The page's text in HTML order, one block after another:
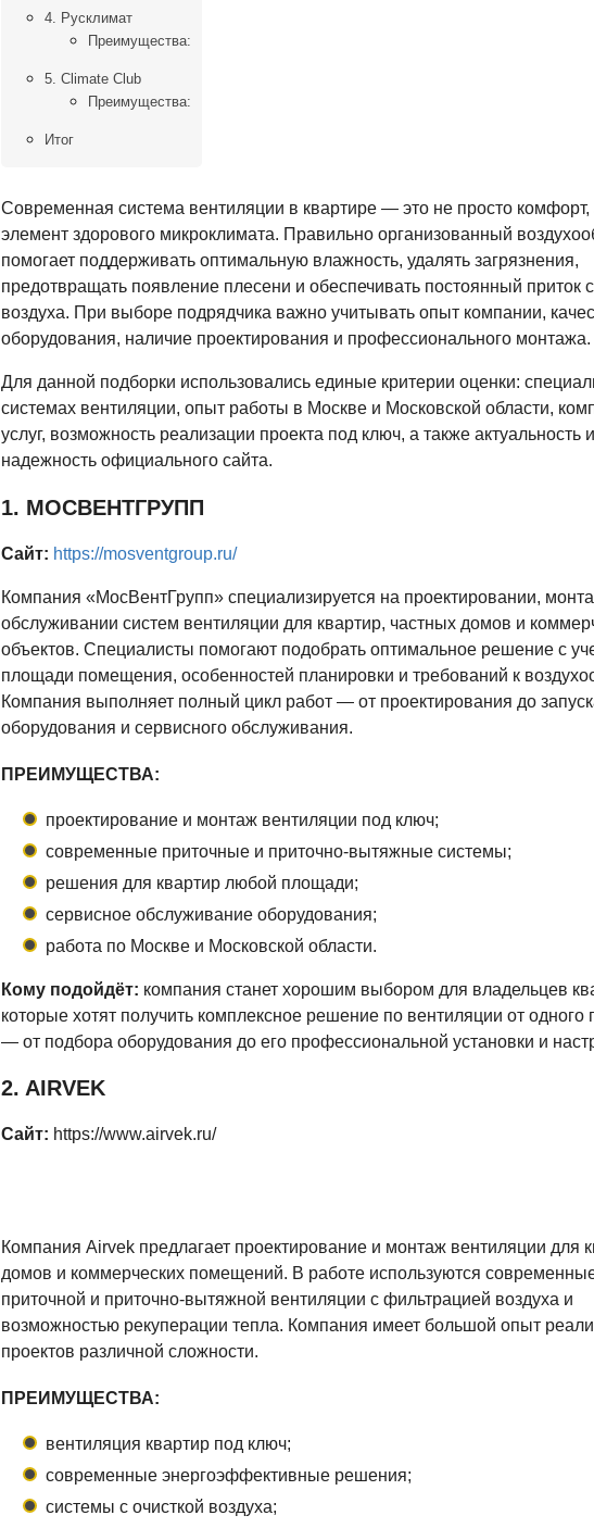
4. Русклимат
Преимущества:
5. Climate Club
Преимущества:
Итог
Современная система вентиляции в квартире — это не просто
элемент здорового микроклимата. Правильно организованный
помогает поддерживать оптимальную влажность, удалять загрязнения,
предотвращать появление плесени и обеспечивать постоянный приток
воздуха. При выборе подрядчика важно учитывать опыт компании,
оборудования, наличие проектирования и профессионального монтажа.
Для данной подборки использовались единые критерии оценки:
системах вентиляции, опыт работы в Москве и Московской области,
услуг, возможность реализации проекта под ключ, а также актуальность и
надежность официального сайта.
1. МОСВЕНТГРУПП
Сайт: https://mosventgroup.ru/
Компания «МосВентГрупп» специализируется на проектировании,
обслуживании систем вентиляции для квартир, частных домов и
объектов. Специалисты помогают подобрать оптимальное решение с
площади помещения, особенностей планировки и требований к
Компания выполняет полный цикл работ — от проектирования до
оборудования и сервисного обслуживания.
ПРЕИМУЩЕСТВА:
проектирование и монтаж вентиляции под ключ;
современные приточные и приточно-вытяжные системы;
решения для квартир любой площади;
сервисное обслуживание оборудования;
работа по Москве и Московской области.
Кому подойдёт: компания станет хорошим выбором для владельцев
которые хотят получить комплексное решение по вентиляции от одного
— от подбора оборудования до его профессиональной установки и
2. AIRVEK
Сайт: https://www.airvek.ru/
Компания Airvek предлагает проектирование и монтаж вентиляции для
домов и коммерческих помещений. В работе используются
приточной и приточно-вытяжной вентиляции с фильтрацией воздуха и
возможностью рекуперации тепла. Компания имеет большой опыт
проектов различной сложности.
ПРЕИМУЩЕСТВА:
вентиляция квартир под ключ;
современные энергоэффективные решения;
системы с очисткой воздуха;